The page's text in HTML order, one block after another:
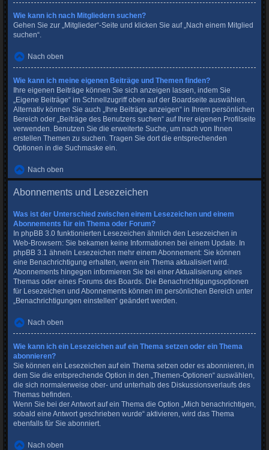
Wie kann ich nach Mitgliedern suchen?
Gehen Sie zur „Mitglieder“-Seite und klicken Sie auf „Nach einem Mitglied
suchen“.
Nach oben
Wie kann ich meine eigenen Beiträge und Themen finden?
Ihre eigenen Beiträge können Sie sich anzeigen lassen, indem Sie
„Eigene Beiträge“ im Schnellzugriff oben auf der Boardseite auswählen.
Alternativ können Sie auch „Ihre Beiträge anzeigen“ in Ihrem persönlichen
Bereich oder „Beiträge des Benutzers suchen“ auf Ihrer eigenen Profilseite
verwenden. Benutzen Sie die erweiterte Suche, um nach von Ihnen
erstellen Themen zu suchen. Tragen Sie dort die entsprechenden
Optionen in die Suchmaske ein.
Nach oben
Abonnements und Lesezeichen
Was ist der Unterschied zwischen einem Lesezeichen und einem
Abonnements für ein Thema oder Forum?
In phpBB 3.0 funktionierten Lesezeichen ähnlich den Lesezeichen in
Web-Browsern: Sie bekamen keine Informationen bei einem Update. In
phpBB 3.1 ähneln Lesezeichen mehr einem Abonnement: Sie können
eine Benachrichtigung erhalten, wenn ein Thema aktualisiert wird.
Abonnements hingegen informieren Sie bei einer Aktualisierung eines
Themas oder eines Forums des Boards. Die Benachrichtigungsoptionen
für Lesezeichen und Abonnements können im persönlichen Bereich unter
„Benachrichtigungen einstellen“ geändert werden.
Nach oben
Wie kann ich ein Lesezeichen auf ein Thema setzen oder ein Thema
abonnieren?
Sie können ein Lesezeichen auf ein Thema setzen oder es abonnieren, in
dem Sie die entsprechende Option in den „Themen-Optionen“ auswählen,
die sich normalerweise ober- und unterhalb des Diskussionsverlaufs des
Themas befinden.
Wenn Sie bei der Antwort auf ein Thema die Option „Mich benachrichtigen,
sobald eine Antwort geschrieben wurde“ aktivieren, wird das Thema
ebenfalls für Sie abonniert.
Nach oben